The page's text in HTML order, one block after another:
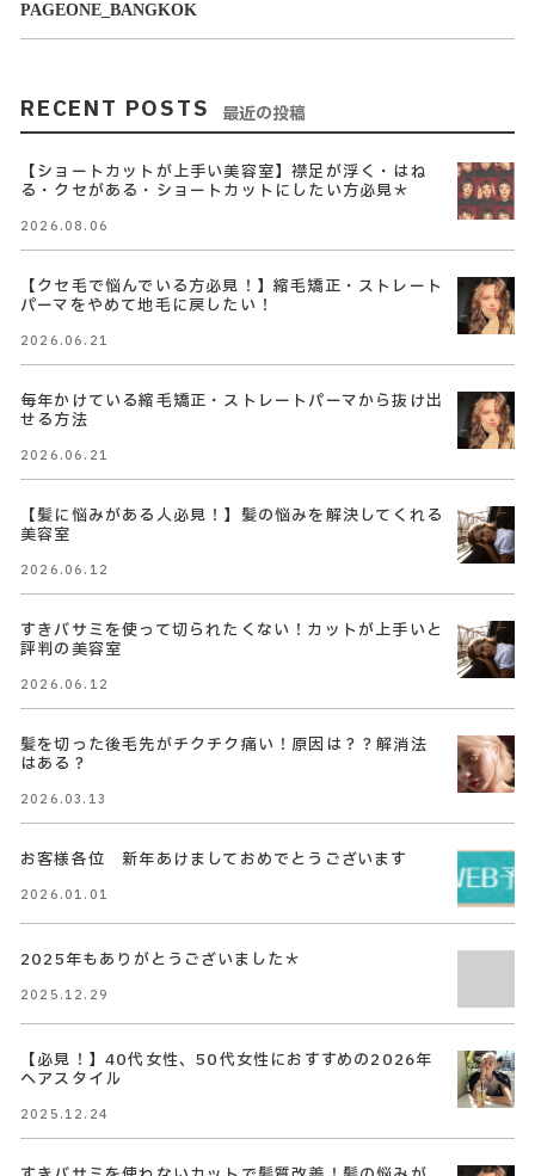
PAGEONE_BANGKOK
RECENT POSTS 最近の投稿
【ショートカットが上手い美容室】襟足が浮く・はね
る・クセがある・ショートカットにしたい方必見＊
2026.08.06
【クセ毛で悩んでいる方必見！】縮毛矯正・ストレート
パーマをやめて地毛に戻したい！
2026.06.21
毎年かけている縮毛矯正・ストレートパーマから抜け出
せる方法
2026.06.21
【髪に悩みがある人必見！】髪の悩みを解決してくれる
美容室
2026.06.12
すきバサミを使って切られたくない！カットが上手いと
評判の美容室
2026.06.12
髪を切った後毛先がチクチク痛い！原因は？？解消法
はある？
2026.03.13
お客様各位 新年あけましておめでとうございます
2026.01.01
2025年もありがとうございました＊
2025.12.29
【必見！】40代女性、50代女性におすすめの2026年
ヘアスタイル
2025.12.24